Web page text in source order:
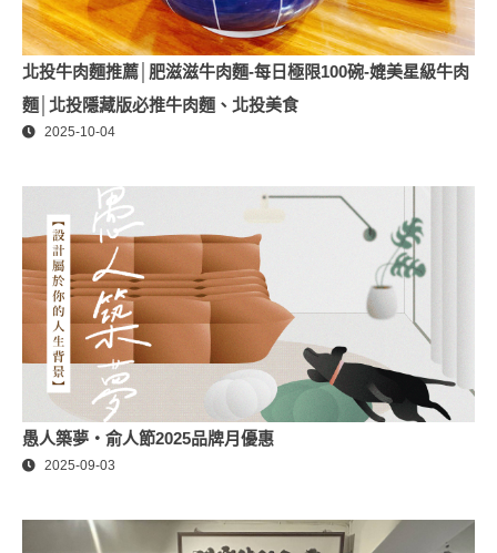
北投牛肉麵推薦│肥滋滋牛肉麵-每日極限100碗-媲美星級牛肉
麵│北投隱藏版必推牛肉麵、北投美食
2025-10-04
愚人築夢・俞人節2025品牌月優惠
2025-09-03